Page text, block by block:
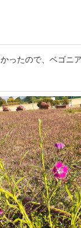
ったので、ベゴニ